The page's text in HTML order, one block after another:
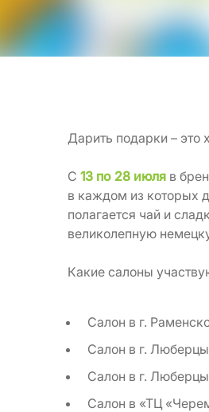
Дарить подарки – это
С 13 по 28 июля в
в каждом из которых
полагается чай и
великолепную
Какие салоны
Салон в г.
Салон в г.
Салон в г.
Салон в «ТЦ